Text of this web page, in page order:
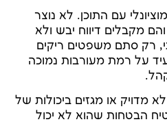
עם התוכן. לא נוצר
מקבלים דיווח יבש ולא
רק סתם משפטים ריקים
על רמת מעורבות נמוכה
מדויק או מגזים ביכולות של
הבטחות שהוא לא יכול